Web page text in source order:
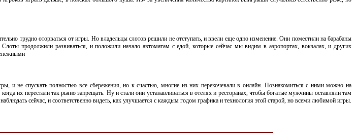
трудно оторваться от игры. Но владельцы слотов решили не отступать, и ввели еще одно изменение. Они поместили на барабаны
продолжили развиваться, и положили начало автоматам с едой, которые сейчас мы видим в аэропортах, вокзалах, и других
и не спускать полностью все сбережения, но к счастью, многие из них перекочевали в онлайн. Познакомиться с ними можно на
их перестали так рьяно запрещать. Ну и стали они устанавливаться в отелях и ресторанах, чтобы богатые мужчины оставляли там
сейчас, и соответственно видеть, как улучшается с каждым годом графика и технология этой старой, но всеми любимой игры.